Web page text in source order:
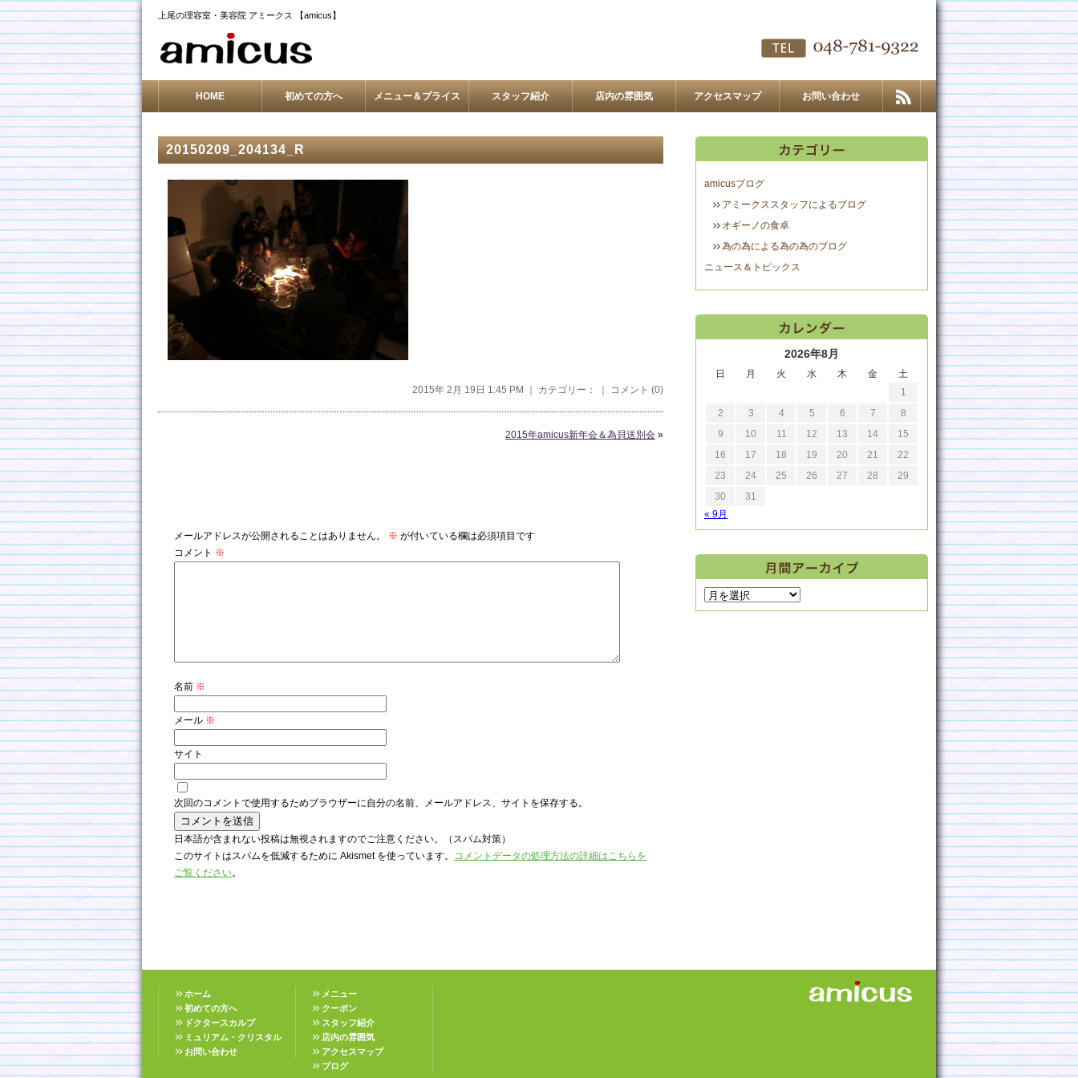
上尾の理容室・美容院 アミークス 【amicus】
HOME 初めての方へ メニュー＆プライス スタッフ紹介 店内の雰囲気 アクセスマップ お問い合わせ
20150209_204134_R
2015年 2月 19日 1:45 PM ｜ カテゴリー： ｜ コメント (0)
2015年amicus新年会＆為貝送別会 »
メールアドレスが公開されることはありません。 ※ が付いている欄は必須項目です
コメント ※
名前 ※
メール ※
サイト
次回のコメントで使用するためブラウザーに自分の名前、メールアドレス、サイトを保存する。
日本語が含まれない投稿は無視されますのでご注意ください。（スパム対策）
このサイトはスパムを低減するために Akismet を使っています。 コメントデータの処理方法の詳細はこちらを
ご覧ください。
amicusブログ
アミークススタッフによるブログ
オギーノの食卓
為の為による為の為のブログ
ニュース＆トピックス
2026年8月
日 月 火 水 木 金
土
1
2
3 4 5 6 7
8
9
10 11 12 13 14
15
16
17 18 19 20 21
22
23
24 25 26 27 28
29
30
31
« 9月
ホーム
初めての方へ
ドクタースカルプ
ミュリアム・クリスタル
お問い合わせ
メニュー
クーポン
スタッフ紹介
店内の雰囲気
アクセスマップ
ブログ